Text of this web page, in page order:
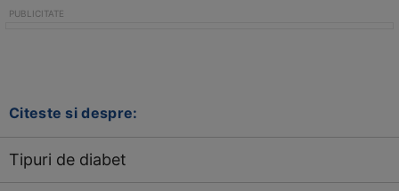
Citeste si despre:
Tipuri de diabet